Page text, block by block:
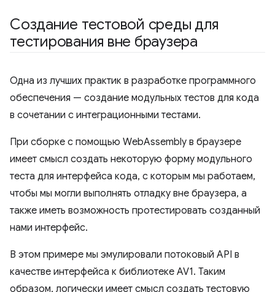
Создание тестовой среды для
тестирования вне браузера
Одна из лучших практик в разработке программного
обеспечения — создание модульных тестов для кода
в сочетании с интеграционными тестами.
При сборке с помощью WebAssembly в браузере
имеет смысл создать некоторую форму модульного
теста для интерфейса кода, с которым мы работаем,
чтобы мы могли выполнять отладку вне браузера, а
также иметь возможность протестировать созданный
нами интерфейс.
В этом примере мы эмулировали потоковый API в
качестве интерфейса к библиотеке AV1. Таким
образом, логически имеет смысл создать тестовую